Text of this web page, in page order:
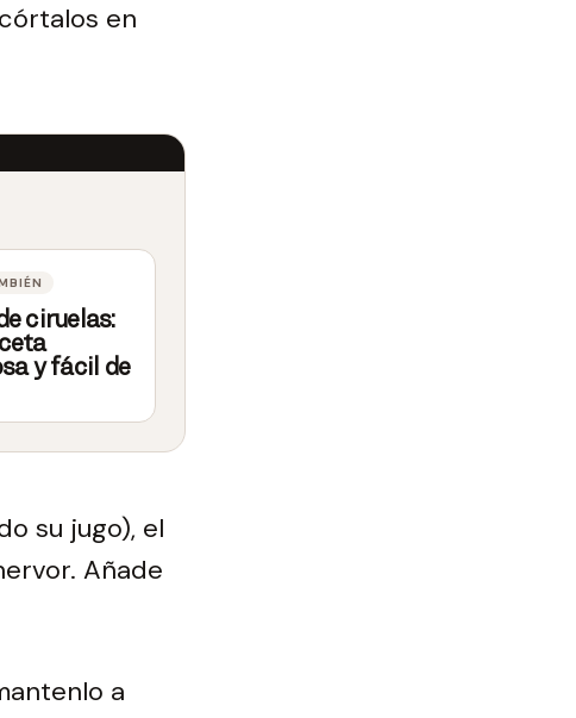
en
ciruelas:
y fácil de
su jugo), el
Añade
a